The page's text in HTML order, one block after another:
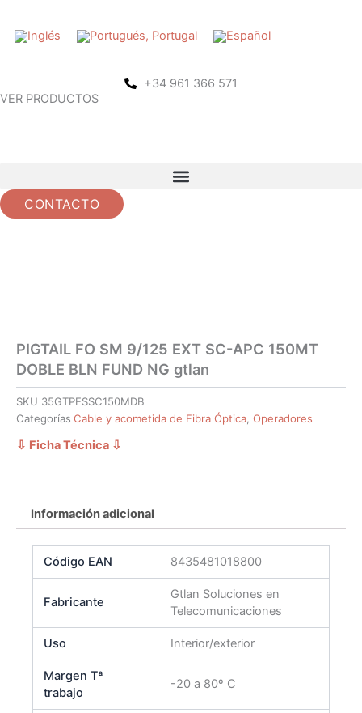
contenido
+34 961 366 571
VER PRODUCTOS
CONTACTO
PIGTAIL FO SM 9/125 EXT SC-APC 150MT
DOBLE BLN FUND NG gtlan
SKU 35GTPESSC150MDB
Categorías Cable y acometida de Fibra Óptica Operadores
⇩ Ficha Técnica ⇩
Información adicional
Código EAN 8435481018800
Fabricante
Gtlan Soluciones en
Telecomunicaciones
Uso Interior/exterior
Margen Tª
trabajo
-20 a 80º C